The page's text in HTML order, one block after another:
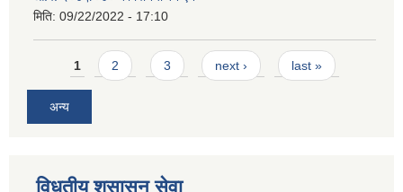
मिति: 09/22/2022 - 17:10
Pages
1 2 3 next › last »
अन्य
विधुतीय शुसासन सेवा